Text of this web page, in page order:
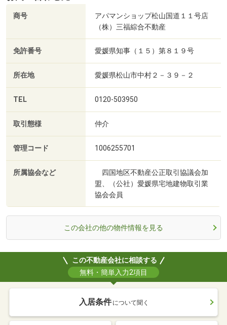
商号
アパマンショップ松山国道１１号店
（株）三福綜合不動産
免許番号 愛媛県知事（１５）第８１９号
所在地 愛媛県松山市中村２－３９－２
TEL 0120-503950
取引態様 仲介
管理コード 1006255701
所属協会など
四国地区不動産公正取引協議会加
盟、（公社）愛媛県宅地建物取引業
協会会員
この会社の他の物件情報を見る
この不動産会社に相談する
無料・簡単入力2項目
入居条件 について聞く